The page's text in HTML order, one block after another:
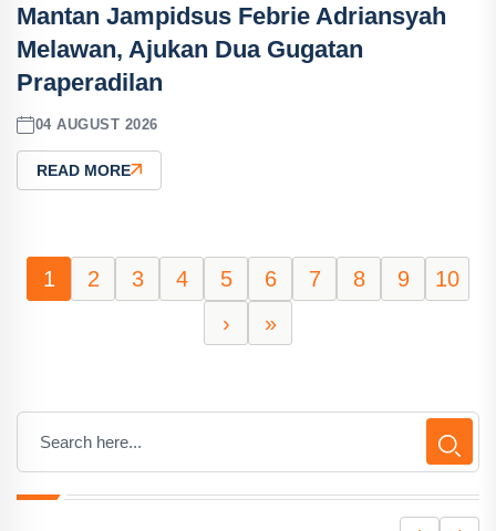
Mantan Jampidsus Febrie Adriansyah
Melawan, Ajukan Dua Gugatan
Praperadilan
04 AUGUST 2026
READ MORE
1 2 3 4 5 6 7 8 9
10
›
»